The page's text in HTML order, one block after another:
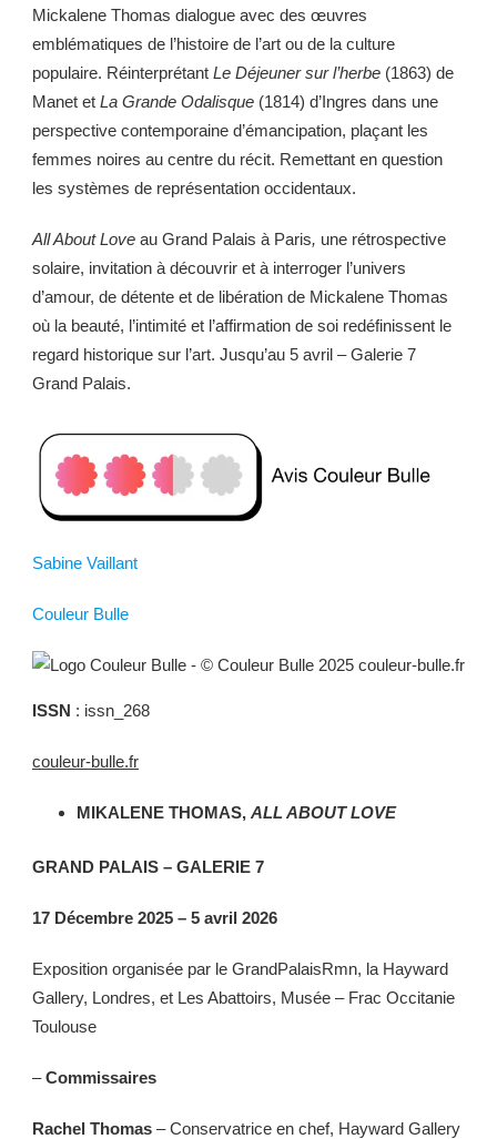
Mickalene Thomas dialogue avec des œuvres
emblématiques de l’histoire de l’art ou de la culture
populaire. Réinterprétant Le Déjeuner sur l’herbe (1863) de
Manet et La Grande Odalisque (1814) d’Ingres dans une
perspective contemporaine d’émancipation, plaçant les
femmes noires au centre du récit. Remettant en question
les systèmes de représentation occidentaux.
All About Love au Grand Palais à Paris, une rétrospective
solaire, invitation à découvrir et à interroger l’univers
d’amour, de détente et de libération de Mickalene Thomas
où la beauté, l’intimité et l’affirmation de soi redéfinissent le
regard historique sur l’art. Jusqu’au 5 avril – Galerie 7
Grand Palais.
Sabine Vaillant
Couleur Bulle
ISSN : issn_268
couleur-bulle.fr
MIKALENE THOMAS, ALL ABOUT LOVE
GRAND PALAIS – GALERIE 7
17 Décembre 2025 – 5 avril 2026
Exposition organisée par le GrandPalaisRmn, la Hayward
Gallery, Londres, et Les Abattoirs, Musée – Frac Occitanie
Toulouse
–Commissaires
Rachel Thomas – Conservatrice en chef, Hayward Gallery